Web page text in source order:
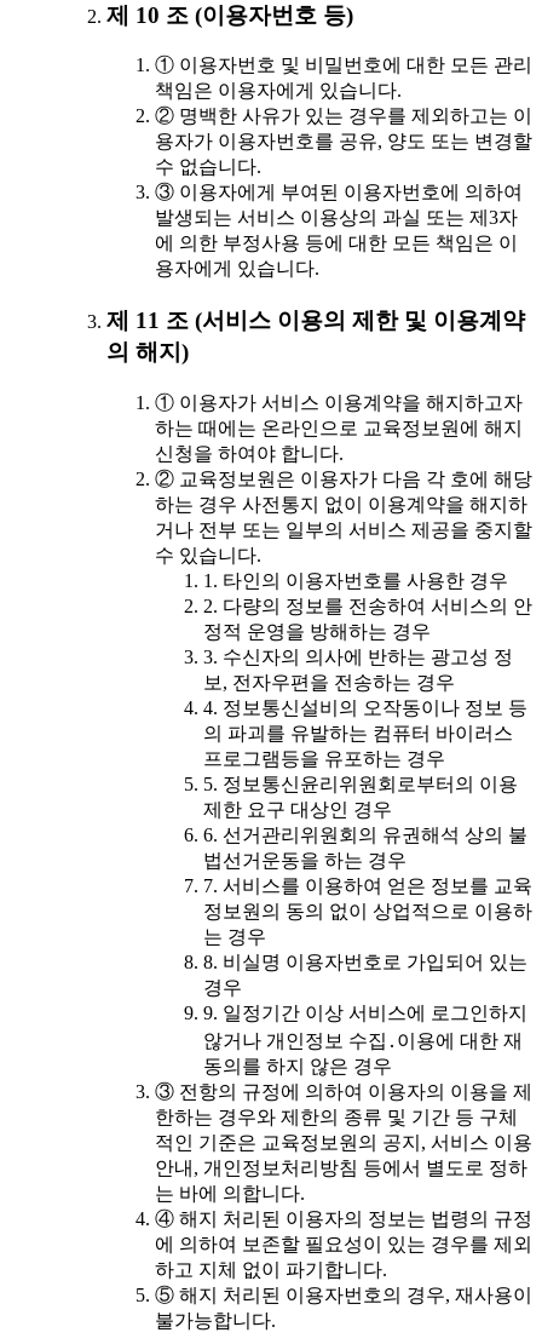
제 10 조 (이용자번호 등)
① 이용자번호 및 비밀번호에 대한 모든 관리
책임은 이용자에게 있습니다.
② 명백한 사유가 있는 경우를 제외하고는 이
용자가 이용자번호를 공유, 양도 또는 변경할
수 없습니다.
③ 이용자에게 부여된 이용자번호에 의하여
발생되는 서비스 이용상의 과실 또는 제3자
에 의한 부정사용 등에 대한 모든 책임은 이
용자에게 있습니다.
제 11 조 (서비스 이용의 제한 및 이용계약
의 해지)
① 이용자가 서비스 이용계약을 해지하고자
하는 때에는 온라인으로 교육정보원에 해지
신청을 하여야 합니다.
② 교육정보원은 이용자가 다음 각 호에 해당
하는 경우 사전통지 없이 이용계약을 해지하
거나 전부 또는 일부의 서비스 제공을 중지할
수 있습니다.
1. 타인의 이용자번호를 사용한 경우
2. 다량의 정보를 전송하여 서비스의 안
정적 운영을 방해하는 경우
3. 수신자의 의사에 반하는 광고성 정
보, 전자우편을 전송하는 경우
4. 정보통신설비의 오작동이나 정보 등
의 파괴를 유발하는 컴퓨터 바이러스
프로그램등을 유포하는 경우
5. 정보통신윤리위원회로부터의 이용
제한 요구 대상인 경우
6. 선거관리위원회의 유권해석 상의 불
법선거운동을 하는 경우
7. 서비스를 이용하여 얻은 정보를 교육
정보원의 동의 없이 상업적으로 이용하
는 경우
8. 비실명 이용자번호로 가입되어 있는
경우
9. 일정기간 이상 서비스에 로그인하지
않거나 개인정보 수집․이용에 대한 재
동의를 하지 않은 경우
③ 전항의 규정에 의하여 이용자의 이용을 제
한하는 경우와 제한의 종류 및 기간 등 구체
적인 기준은 교육정보원의 공지, 서비스 이용
안내, 개인정보처리방침 등에서 별도로 정하
는 바에 의합니다.
④ 해지 처리된 이용자의 정보는 법령의 규정
에 의하여 보존할 필요성이 있는 경우를 제외
하고 지체 없이 파기합니다.
⑤ 해지 처리된 이용자번호의 경우, 재사용이
불가능합니다.